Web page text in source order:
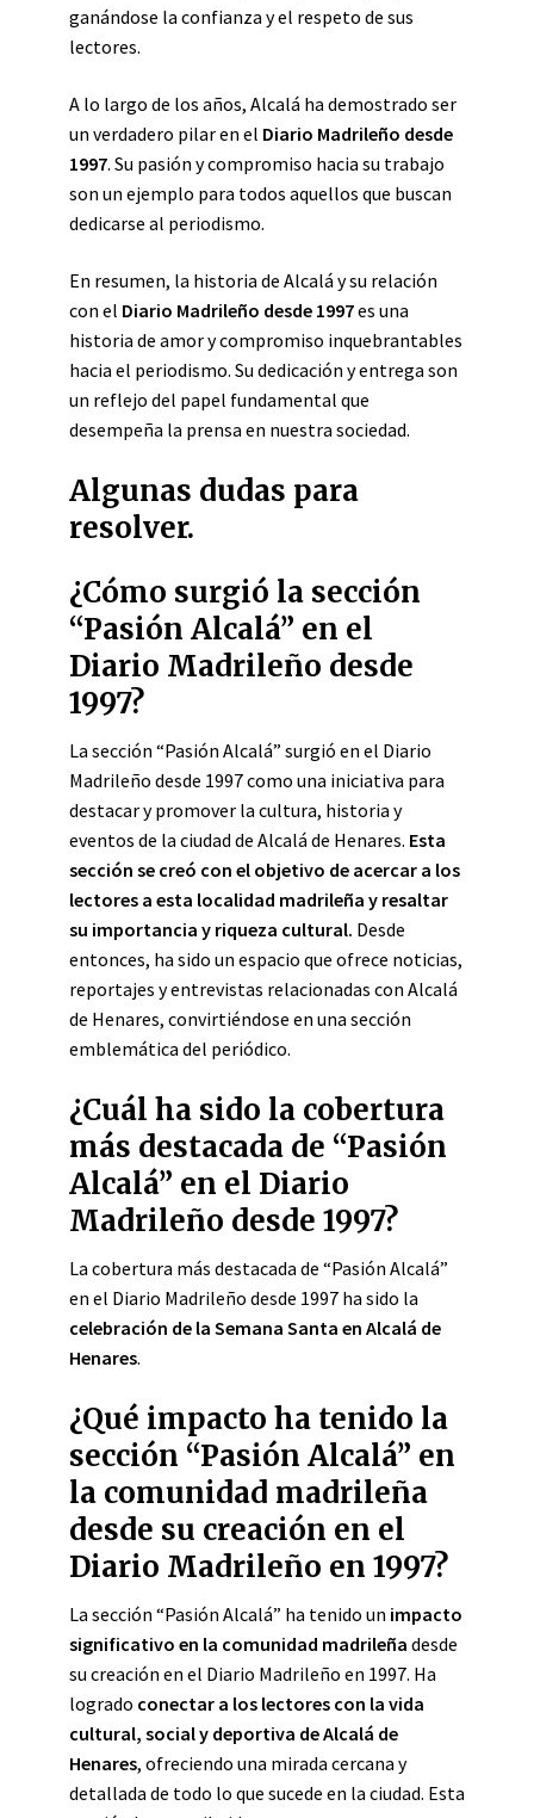
ganándose la confianza y el respeto de sus
lectores.
A lo largo de los años, Alcalá ha demostrado ser
un verdadero pilar en el Diario Madrileño desde
1997. Su pasión y compromiso hacia su trabajo
son un ejemplo para todos aquellos que buscan
dedicarse al periodismo.
En resumen, la historia de Alcalá y su relación
con el Diario Madrileño desde 1997es una
historia de amor y compromiso inquebrantables
hacia el periodismo. Su dedicación y entrega son
un reflejo del papel fundamental que
desempeña la prensa en nuestra sociedad.
Algunas dudas para
resolver.
¿Cómo surgió la sección
“Pasión Alcalá” en el
Diario Madrileño desde
1997?
La sección “Pasión Alcalá” surgió en el Diario
Madrileño desde 1997 como una iniciativa para
destacar y promover la cultura, historia y
eventos de la ciudad de Alcalá de Henares. Esta
sección se creó con el objetivo de acercar a los
lectores a esta localidad madrileña y resaltar
su importancia y riqueza cultural. Desde
entonces, ha sido un espacio que ofrece noticias,
reportajes y entrevistas relacionadas con Alcalá
de Henares, convirtiéndose en una sección
emblemática del periódico.
¿Cuál ha sido la cobertura
más destacada de “Pasión
Alcalá” en el Diario
Madrileño desde 1997?
La cobertura más destacada de “Pasión Alcalá”
en el Diario Madrileño desde 1997 ha sido la
celebración de la Semana Santa en Alcalá de
Henares.
¿Qué impacto ha tenido la
sección “Pasión Alcalá” en
la comunidad madrileña
desde su creación en el
Diario Madrileño en 1997?
La sección “Pasión Alcalá” ha tenido un impacto
significativo en la comunidad madrileña desde
su creación en el Diario Madrileño en 1997. Ha
logrado conectar a los lectores con la vida
cultural, social y deportiva de Alcalá de
Henares, ofreciendo una mirada cercana y
detallada de todo lo que sucede en la ciudad. Esta